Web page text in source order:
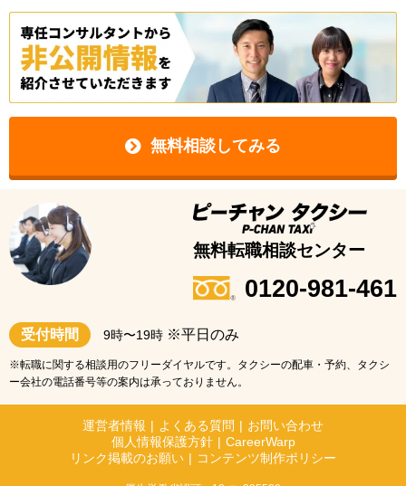
無料相談してみる
無料転職相談センター
0120-981-461
受付時間 9時〜19時 ※平日のみ
※転職に関する相談用のフリーダイヤルです。タクシーの配車・予約、タクシ
ー会社の電話番号等の案内は承っておりません。
運営者情報 | よくある質問 | お問い合わせ
個人情報保護方針 | CareerWarp
リンク掲載のお願い | コンテンツ制作ポリシー